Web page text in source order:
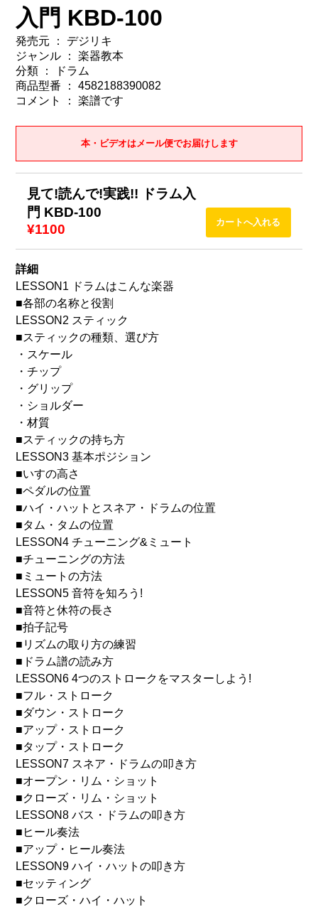
入門 KBD-100
発売元 ： デジリキ
ジャンル ： 楽器教本
分類 ： ドラム
商品型番 ： 4582188390082
コメント ： 楽譜です
本・ビデオはメール便でお届けします
見て!読んで!実践!! ドラム入
門 KBD-100
¥1100
詳細
LESSON1 ドラムはこんな楽器
■各部の名称と役割
LESSON2 スティック
■スティックの種類、選び方
・スケール
・チップ
・グリップ
・ショルダー
・材質
■スティックの持ち方
LESSON3 基本ポジション
■いすの高さ
■ペダルの位置
■ハイ・ハットとスネア・ドラムの位置
■タム・タムの位置
LESSON4 チューニング&ミュート
■チューニングの方法
■ミュートの方法
LESSON5 音符を知ろう!
■音符と休符の長さ
■拍子記号
■リズムの取り方の練習
■ドラム譜の読み方
LESSON6 4つのストロークをマスターしよう!
■フル・ストローク
■ダウン・ストローク
■アップ・ストローク
■タップ・ストローク
LESSON7 スネア・ドラムの叩き方
■オープン・リム・ショット
■クローズ・リム・ショット
LESSON8 バス・ドラムの叩き方
■ヒール奏法
■アップ・ヒール奏法
LESSON9 ハイ・ハットの叩き方
■セッティング
■クローズ・ハイ・ハット